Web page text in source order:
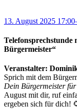
13. August 2025
Bürgermeister“
Veranstalter:
Sprich mit dem
Dein Bürgermeister
August mit dir, ruf
ergeben sich für dich!